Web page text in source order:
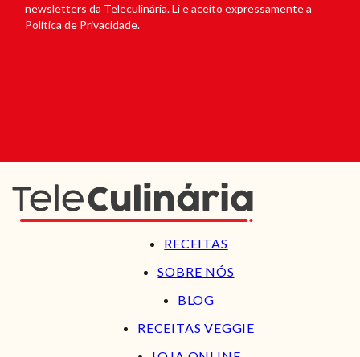
newsletters da Teleculinária. Li e aceito expressamente a
Política de Privacidade.
RECEITAS
SOBRE NÓS
BLOG
RECEITAS VEGGIE